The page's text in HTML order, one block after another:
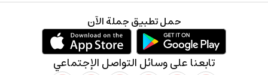
تابعنا على وسائل التواصل الإجتماعي
حمل تطبيق جملة الآن